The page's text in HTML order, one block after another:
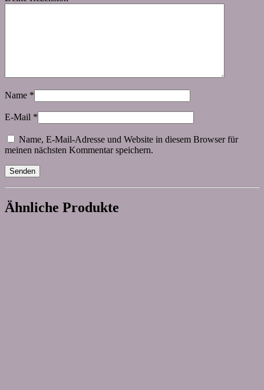
Name *
E-Mail *
Name, E-Mail-Adresse und Website in diesem Browser für
meinen nächsten Kommentar speichern.
Ähnliche Produkte